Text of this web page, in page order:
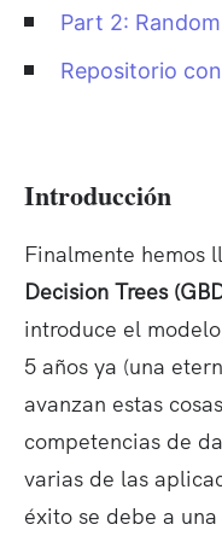
Part 2:
Repositorio
Introducción
Finalmente hemos
Decision Trees
introduce el
5 años ya (una
avanzan estas
competencias de
varias de las
éxito se debe a